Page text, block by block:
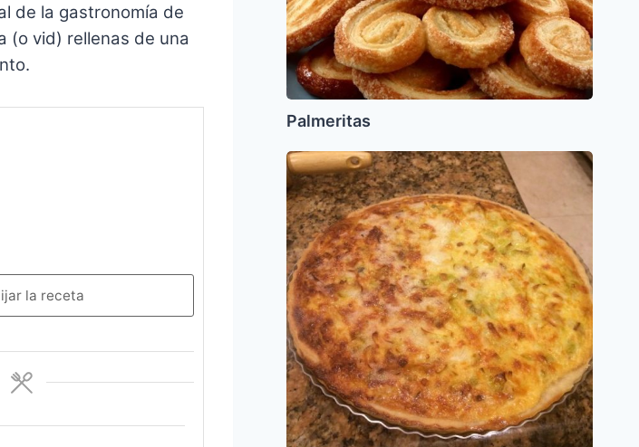
de la gastronomía de
(o vid) rellenas de una
la receta
Palmeritas
Quiche
de
Ajoporro
(Puerro)